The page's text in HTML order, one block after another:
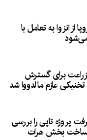
از انزوا به تعامل با
زراعت برای گسترش
عازم مالدووا شد
پروژه تاپی را بررسی
ساخت بخش هرات